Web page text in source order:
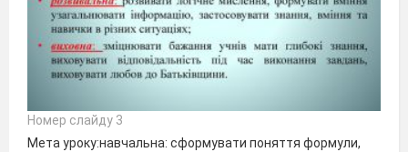
Номер слайду 3
Мета уроку:навчальна: сформувати поняття формули,